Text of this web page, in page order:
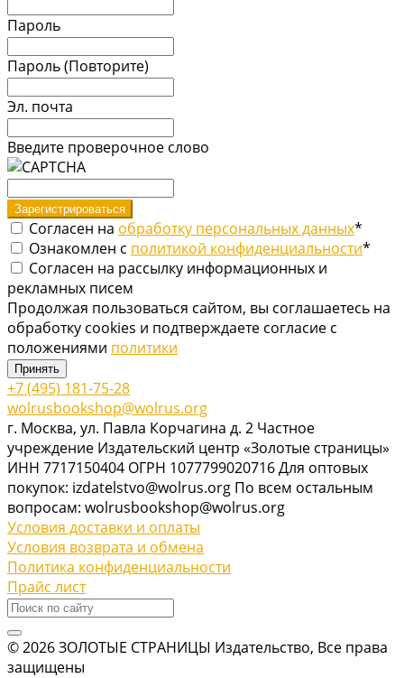
Пароль
Пароль (Повторите)
Эл. почта
Введите проверочное слово
Согласен на обработку персональных данных*
Ознакомлен с политикой конфиденциальности*
Согласен на рассылку информационных и
рекламных писем
Продолжая пользоваться сайтом, вы соглашаетесь на
обработку cookies и подтверждаете согласие с
положениями политики
Принять
+7 (495) 181-75-28
wolrusbookshop@wolrus.org
г. Москва, ул. Павла Корчагина д. 2 Частное
учреждение Издательский центр «Золотые страницы»
ИНН 7717150404 ОГРН 1077799020716 Для оптовых
покупок: izdatelstvo@wolrus.org По всем остальным
вопросам: wolrusbookshop@wolrus.org
Условия доставки и оплаты
Условия возврата и обмена
Политика конфиденциальности
Прайс лист
© 2026 ЗОЛОТЫЕ СТРАНИЦЫ Издательство, Все права
защищены